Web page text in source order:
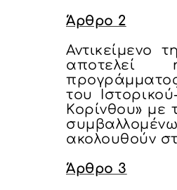
Άρθρο 2
Αντικείμενο
του
Κορίνθου» με
ακολουθούν
Άρθρο 3